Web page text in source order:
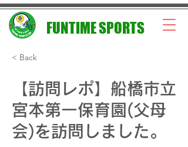
FUNTIME SPORTS
< Back
【訪問レポ】船橋市立
宮本第一保育園(父母
会)を訪問しました。